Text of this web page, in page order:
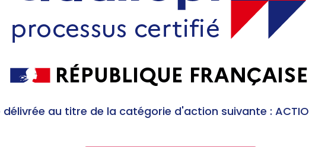
au titre de la catégorie d'action suivante : ACTIONS